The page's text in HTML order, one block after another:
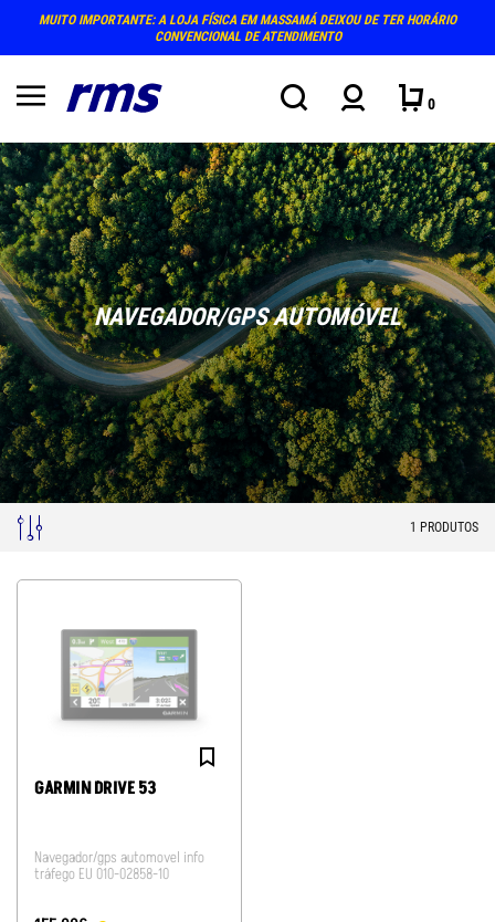
MUITO IMPORTANTE: A LOJA FÍSICA EM MASSAMÁ DEIXOU DE TER HORÁRIO
CONVENCIONAL DE ATENDIMENTO
0
NAVEGADOR/GPS AUTOMÓVEL
1 PRODUTOS
GARMIN DRIVE 53
Navegador/gps automovel info
tráfego EU 010-02858-10